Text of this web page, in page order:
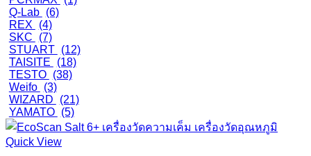
Q-Lab (6)
REX
(4)
SKC
(7)
STUART (12)
TAISITE
(18)
TESTO (38)
Weifo (3)
WIZARD
(21)
YAMATO (5)
Quick View